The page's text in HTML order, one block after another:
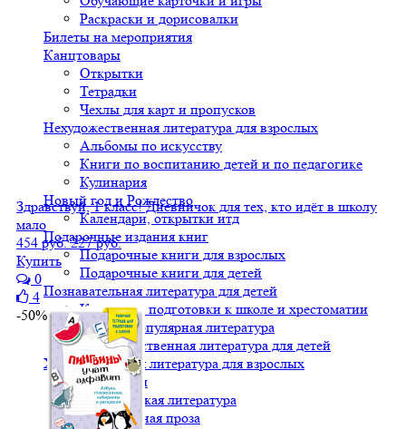
Раскраски и дорисовалки
Билеты на мероприятия
Канцтовары
Открытки
Тетрадки
Чехлы для карт и пропусков
Нехудожественная литература для взрослых
Альбомы по искусству
Книги по воспитанию детей и по педагогике
Кулинария
Новый год и Рождество
Календари, открытки итд
Подарочные издания книг
Подарочные книги для взрослых
Подарочные книги для детей
Познавательная литература для детей
Книги для подготовки к школе и хрестоматии
Научно-популярная литература
Нехудожественная литература для детей
Художественная литература для взрослых
Детективы
Классическая литература
Современная проза
Здравствуй, 1 класс! Дневничок для тех, кто идёт в школу
мало
454 руб. 227 руб.
Купить
0
4
-50%